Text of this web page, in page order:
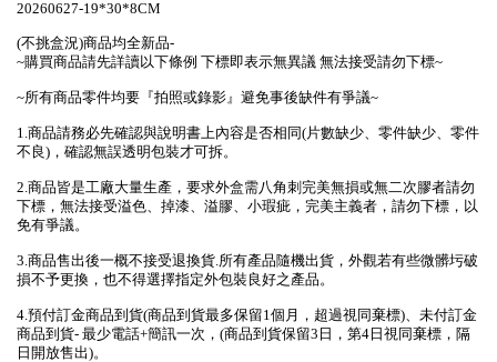
20260627-19*30*8CM
(不挑盒況)商品均全新品-
~購買商品請先詳讀以下條例 下標即表示無異議 無法接受請勿下標~
~所有商品零件均要『拍照或錄影』避免事後缺件有爭議~
1.商品請務必先確認與說明書上內容是否相同(片數缺少、零件缺少、零件
不良)，確認無誤透明包裝才可拆。
2.商品皆是工廠大量生產，要求外盒需八角刺完美無損或無二次膠者請勿
下標，無法接受溢色、掉漆、溢膠、小瑕疵，完美主義者，請勿下標，以
免有爭議。
3.商品售出後一概不接受退換貨.所有產品隨機出貨，外觀若有些微髒圬破
損不予更換，也不得選擇指定外包裝良好之產品。
4.預付訂金商品到貨(商品到貨最多保留1個月，超過視同棄標)、未付訂金
商品到貨- 最少電話+簡訊一次，(商品到貨保留3日，第4日視同棄標，隔
日開放售出)。